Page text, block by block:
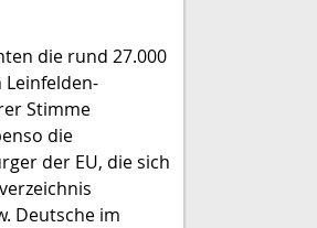
die rund 27.000
Stimme
die
der EU, die sich
Deutsche im